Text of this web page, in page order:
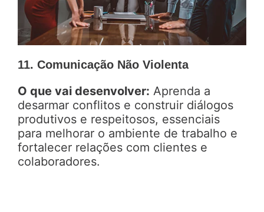
11. Comunicação Não Violenta
O que vai desenvolver: Aprenda a
desarmar conflitos e construir diálogos
produtivos e respeitosos, essenciais
para melhorar o ambiente de trabalho e
fortalecer relações com clientes e
colaboradores.